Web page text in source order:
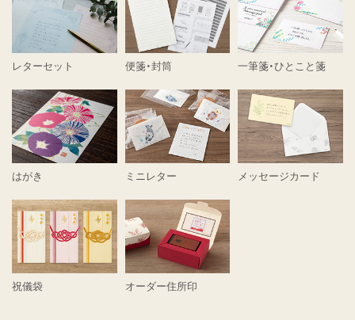
レターセット 便箋・封筒 一筆箋・ひとこと箋
はがき ミニレター メッセージカード
祝儀袋 オーダー住所印